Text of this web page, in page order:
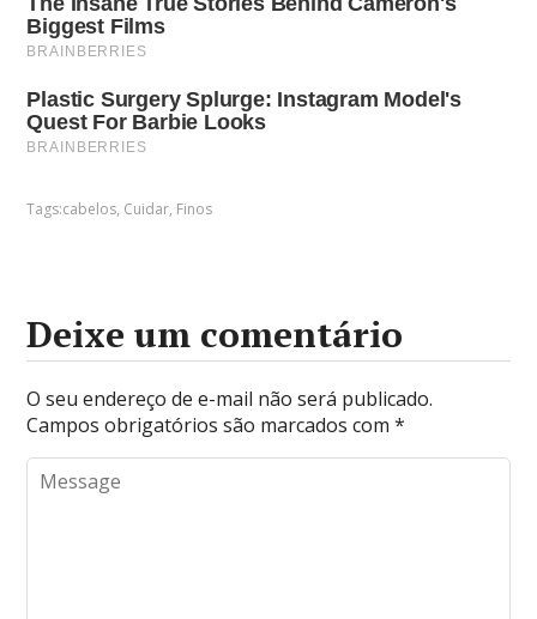
Tags:cabelos, Cuidar, Finos
Deixe um comentário
O seu endereço de e-mail não será publicado.
Campos obrigatórios são marcados com*